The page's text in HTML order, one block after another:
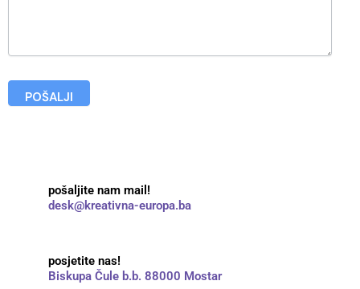
POŠALJI
pošaljite nam mail!
desk@kreativna-europa.ba
posjetite nas!
Biskupa Čule b.b. 88000 Mostar